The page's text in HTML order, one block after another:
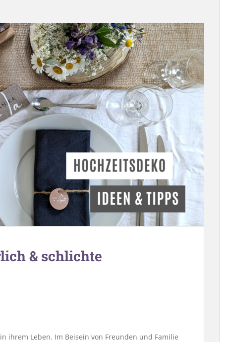
& schlichte
ihrem Leben. Im Beisein von Freunden und Familie